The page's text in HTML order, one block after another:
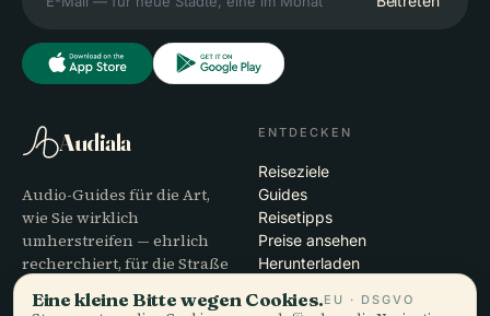
Audiala
Audio-Guides für die Art,
wie Sie wirklich
umherstreifen — ehrlich
recherchiert, für die Straße
heruntergeladen.
ENTDECKEN
Reiseziele
Guides
Reisetipps
Preise ansehen
Herunterladen
Eine kleine Bitte wegen Cookies.EU · DSGVO